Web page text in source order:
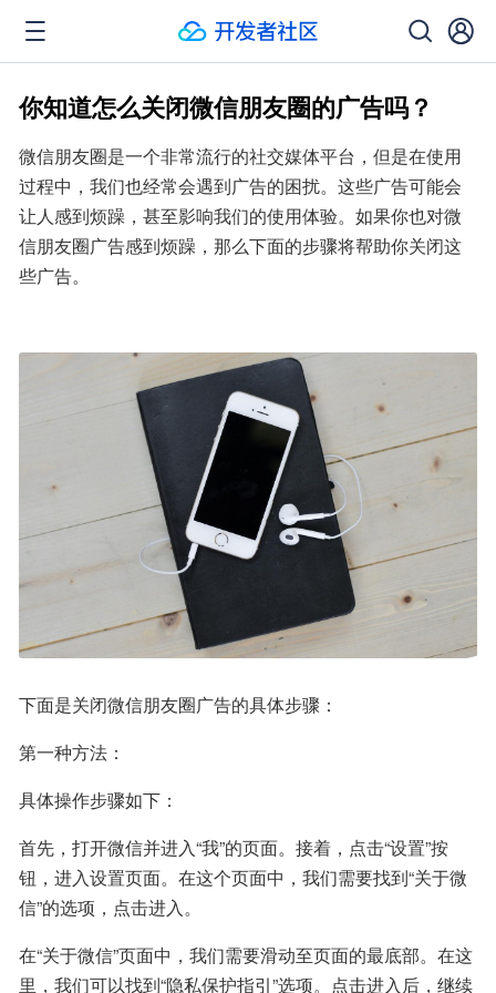
你知道怎么关闭微信朋友圈的广告吗？
微信朋友圈是一个非常流行的社交媒体平台，但是在使用
过程中，我们也经常会遇到广告的困扰。这些广告可能会
让人感到烦躁，甚至影响我们的使用体验。如果你也对微
信朋友圈广告感到烦躁，那么下面的步骤将帮助你关闭这
些广告。
下面是关闭微信朋友圈广告的具体步骤：
第一种方法：
具体操作步骤如下：
首先，打开微信并进入“我”的页面。接着，点击“设置”按
钮，进入设置页面。在这个页面中，我们需要找到“关于微
信”的选项，点击进入。
在“关于微信”页面中，我们需要滑动至页面的最底部。在这
里，我们可以找到“隐私保护指引”选项。点击进入后，继续